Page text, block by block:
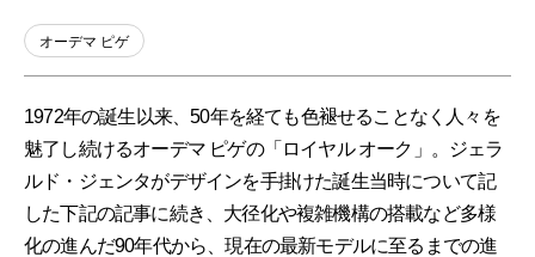
オーデマ ピゲ
1972年の誕生以来、50年を経ても色褪せることなく人々を
魅了し続けるオーデマ ピゲの「ロイヤル オーク」。ジェラ
ルド・ジェンタがデザインを手掛けた誕生当時について記
した下記の記事に続き、大径化や複雑機構の搭載など多様
化の進んだ90年代から、現在の最新モデルに至るまでの進